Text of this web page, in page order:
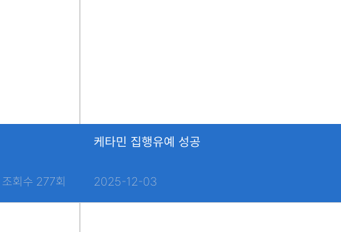
조회수 277회
케타민 집행유예 성공
2025-12-03